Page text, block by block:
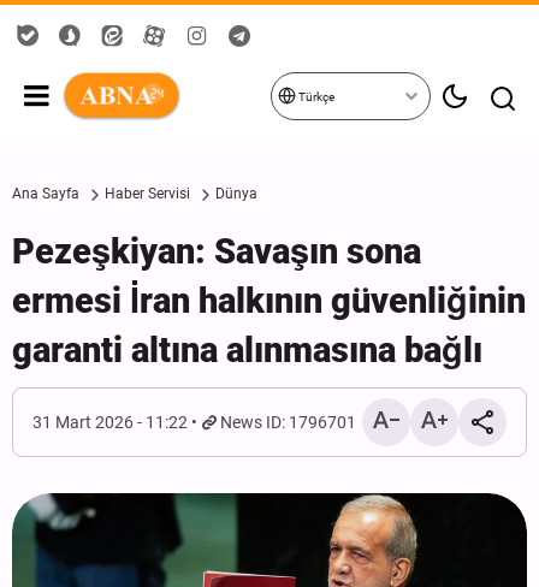
Türkçe
Ana Sayfa Haber Servisi Dünya
Pezeşkiyan: Savaşın sona
ermesi İran halkının güvenliğinin
garanti altına alınmasına bağlı
31 Mart 2026 - 11:22 News ID: 1796701